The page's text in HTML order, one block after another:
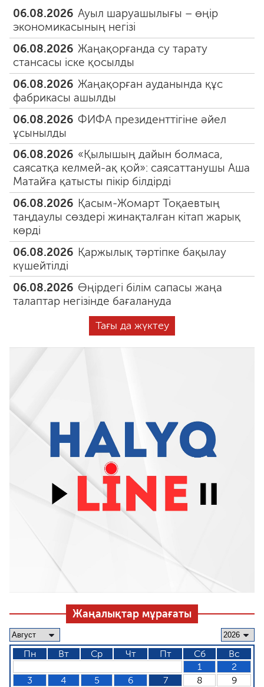
06.08.2026 Ауыл шаруашылығы – өңір
экономикасының негізі
06.08.2026 Жаңақорғанда су тарату
стансасы іске қосылды
06.08.2026 Жаңақорған ауданында құс
фабрикасы ашылды
06.08.2026 ФИФА президенттігіне әйел
ұсынылды
06.08.2026 «Қылышың дайын болмаса,
саясатқа келмей-ақ қой»: саясаттанушы Аша
Матайға қатысты пікір білдірді
06.08.2026 Қасым-Жомарт Тоқаевтың
таңдаулы сөздері жинақталған кітап жарық
көрді
06.08.2026 Қаржылық тәртіпке бақылау
күшейтілді
06.08.2026 Өңірдегі білім сапасы жаңа
талаптар негізінде бағалануда
Тағы да жүктеу
Жаңалықтар мұрағаты
Пн Вт Ср Чт Пт Сб
Вс
1
2
3
4 5 6 7 8
9